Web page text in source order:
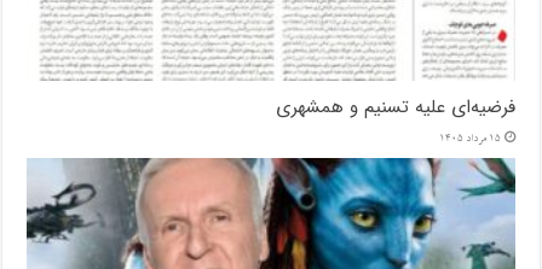
فرضیه‌ای علیه تسنیم و همشهری
15 مرداد 1405